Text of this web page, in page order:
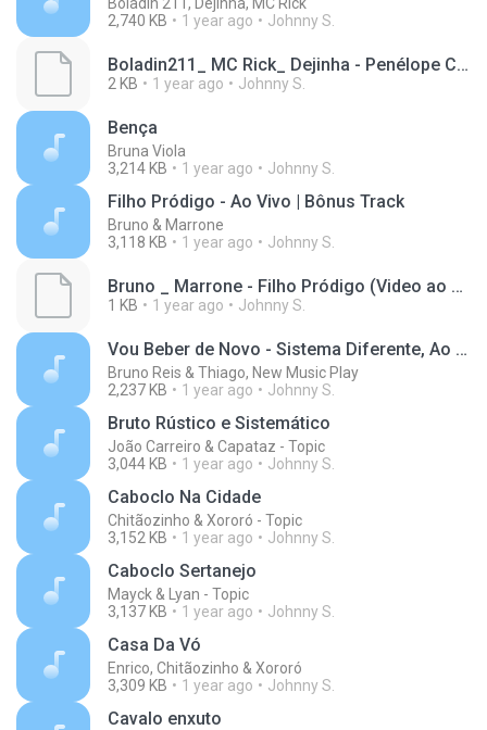
2,740 KB
1 year ago Johnny S.
Boladin211_ MC Rick_ Dejinha - Penélope Charmosa (Prod. DJ All4din)(M4A_128K)_private.lrc
2 KB 1 year ago Johnny S.
Bença
Bruna Viola
3,214 KB
1 year ago Johnny S.
Filho Pródigo - Ao Vivo | Bônus Track
Bruno & Marrone
3,118 KB
1 year ago Johnny S.
Bruno _ Marrone - Filho Pródigo (Video ao vivo)(M4A_128K)_private.lrc
1 KB 1 year ago Johnny S.
Vou Beber de Novo - Sistema Diferente, Ao Vivo
Bruno Reis & Thiago, New Music Play
2,237 KB
1 year ago Johnny S.
Bruto Rústico e Sistemático
João Carreiro & Capataz - Topic
3,044 KB
1 year ago Johnny S.
Caboclo Na Cidade
Chitãozinho & Xororó - Topic
3,152 KB
1 year ago Johnny S.
Caboclo Sertanejo
Mayck & Lyan - Topic
3,137 KB
1 year ago Johnny S.
Casa Da Vó
Enrico, Chitãozinho & Xororó
3,309 KB
1 year ago Johnny S.
Cavalo enxuto